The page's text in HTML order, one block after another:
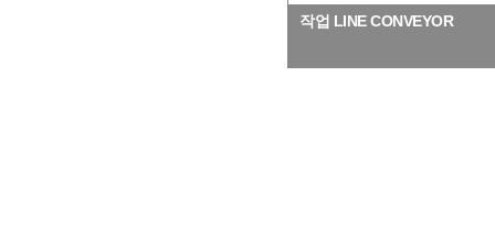
작업 LINE CONVEYOR